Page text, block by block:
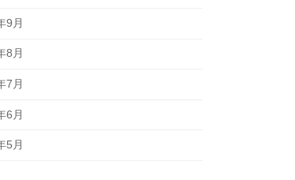
9月
8月
7月
6月
5月